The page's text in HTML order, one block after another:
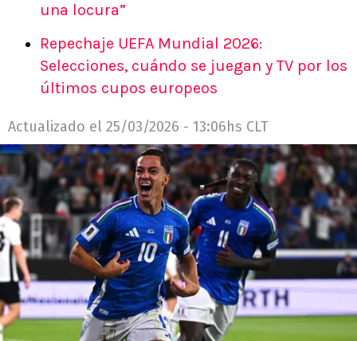
una locura”
Repechaje UEFA Mundial 2026:
Selecciones, cuándo se juegan y TV por los
últimos cupos europeos
Actualizado el 25/03/2026 - 13:06hs CLT